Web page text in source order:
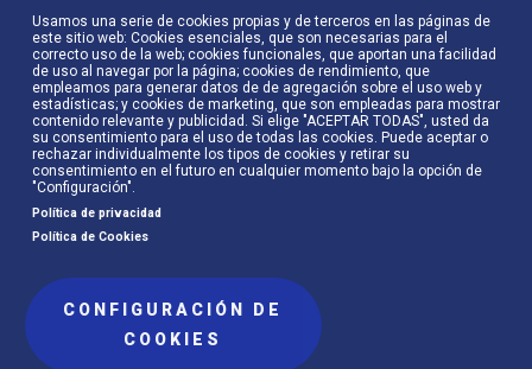
Usamos una serie de cookies propias y de terceros en las páginas de
este sitio web: Cookies esenciales, que son necesarias para el
correcto uso de la web; cookies funcionales, que aportan una facilidad
de uso al navegar por la página; cookies de rendimiento, que
empleamos para generar datos de de agregación sobre el uso web y
estadísticas; y cookies de marketing, que son empleadas para mostrar
contenido relevante y publicidad. Si elige "ACEPTAR TODAS", usted da
su consentimiento para el uso de todas las cookies. Puede aceptar o
rechazar individualmente los tipos de cookies y retirar su
consentimiento en el futuro en cualquier momento bajo la opción de
"Configuración".
Política de privacidad
Política de Cookies
CONFIGURACIÓN DE
COOKIES
Acepto lapolítica de privacidad.
al
Política de cookies Política de privacidad